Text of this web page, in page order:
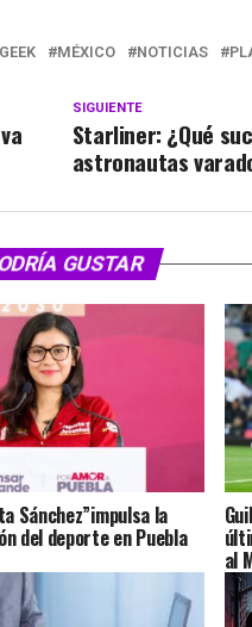
GEEK MÉXICO NOTICIAS
SIGUIENTE
Starliner: ¿Qué
astronautas
GUSTAR
Sánchez”impulsa la
del deporte en Puebla
al